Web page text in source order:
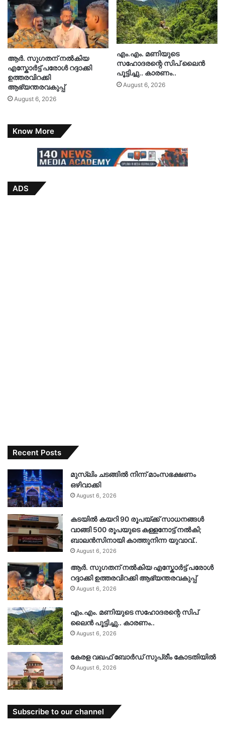
ആർ. സു​ഗതന് നൽകിയ
എസ്കോർട്ട് പരോൾ റദ്ദാക്കി
ഉത്തരവിറക്കി
ആഭ്യന്തരവകുപ്പ്
August 6, 2026
എം.എം. മണിയുടെ
സഹോദരന്റെ സിപ് ലൈൻ
പൂട്ടിച്ചു.. കാരണം..
August 6, 2026
Know More
ADS
Recent Posts
മുസ്‌ലിം ചടങ്ങിൽ നിന്ന് മാംസഭക്ഷണം
ഒഴിവാക്കി
August 6, 2026
കടയിൽ കയറി 90 രൂപയ്ക്ക് സാധനങ്ങൾ
വാങ്ങി 500 രൂപയുടെ കള്ളനോട്ട് നൽകി;
ബാലൻസിനായി കാത്തുനിന്ന യുവാവ്..
August 6, 2026
ആർ. സു​ഗതന് നൽകിയ എസ്കോർട്ട് പരോൾ
റദ്ദാക്കി ഉത്തരവിറക്കി ആഭ്യന്തരവകുപ്പ്
August 6, 2026
എം.എം. മണിയുടെ സഹോദരന്റെ സിപ്
ലൈൻ പൂട്ടിച്ചു.. കാരണം..
August 6, 2026
കേരള വഖഫ് ബോർഡ് സുപ്രീം കോടതിയിൽ
August 6, 2026
Subscribe to our channel